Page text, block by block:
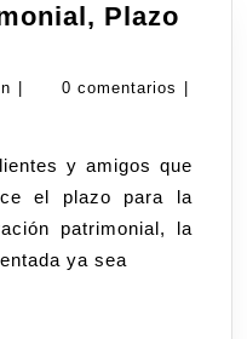
Plazo
Stalin0 comentarios
el plazo para la
patrimonial, la
ya sea